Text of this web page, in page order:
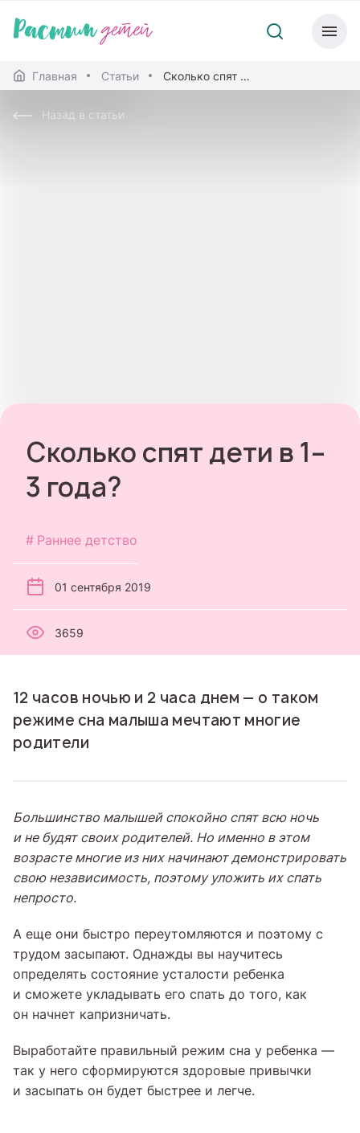
Главная Статьи Сколько спят дети в 1–3 года?
Назад в статьи
Сколько спят дети в 1–
3 года?
Раннее детство
01 сентября 2019
3659
12 часов ночью и 2 часа днем — о таком
режиме сна малыша мечтают многие
родители
Большинство малышей спокойно спят всю ночь
и не будят своих родителей. Но именно в этом
возрасте многие из них начинают демонстрировать
свою независимость, поэтому уложить их спать
непросто.
А еще они быстро переутомляются и поэтому с
трудом засыпают. Однажды вы научитесь
определять состояние усталости ребенка
и сможете укладывать его спать до того, как
он начнет капризничать.
Выработайте правильный режим сна у ребенка —
так у него сформируются здоровые привычки
и засыпать он будет быстрее и легче.